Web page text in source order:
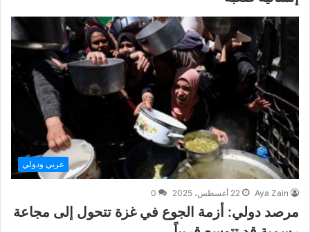
عربي ودولي
Aya Zain 22 أغسطس، 2025 0
مرصد دولي: أزمة الجوع في غزة تتحول إلى مجاعة